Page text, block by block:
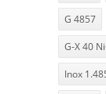
G 4857
G-X 40
Inox